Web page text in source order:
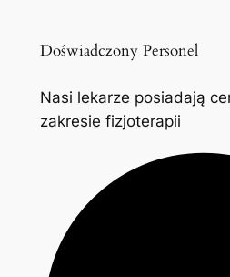
Doświadczony Personel
Nasi lekarze posiadają
zakresie fizjoterapii